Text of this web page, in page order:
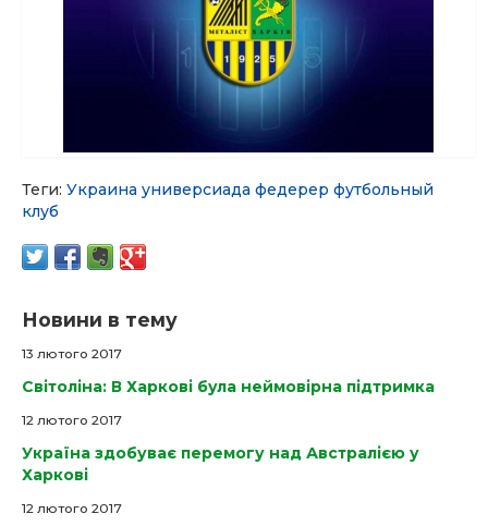
Теги: Украина универсиада федерер футбольный
клуб
Новини в тему
13 лютого 2017
Світоліна: В Харкові була неймовірна підтримка
12 лютого 2017
Україна здобуває перемогу над Австралією у
Харкові
12 лютого 2017